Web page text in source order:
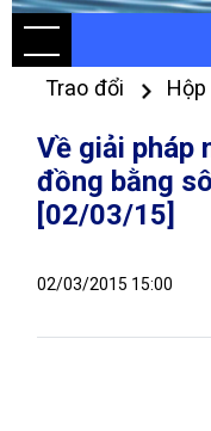
Trao đổi
Về giải pháp
đồng bằng
[02/03/15]
02/03/2015 15:00